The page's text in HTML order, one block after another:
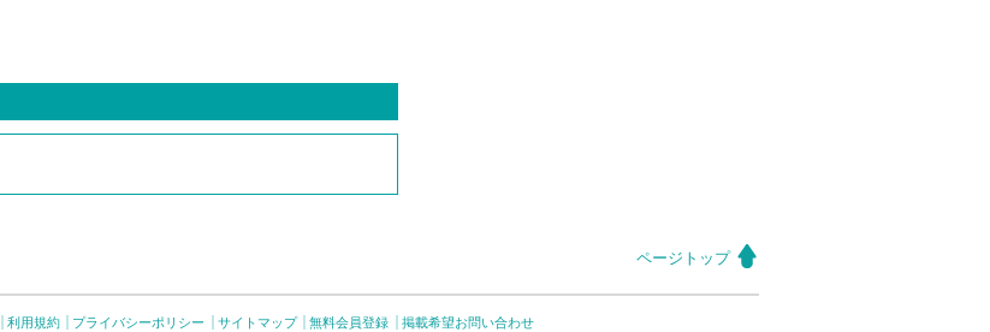
ページトップ
利用規約 プライバシーポリシー サイトマップ 無料会員登録 掲載希望お問い合わせ